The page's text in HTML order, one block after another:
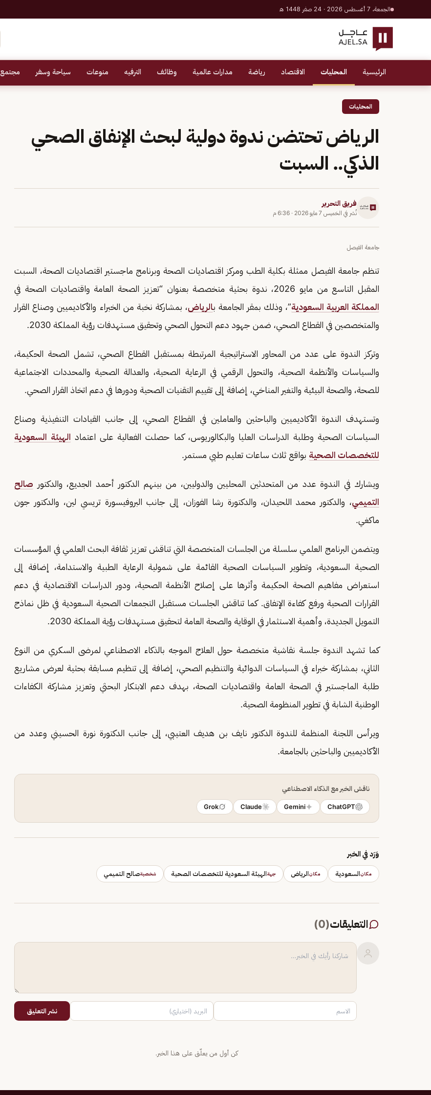
الجمعة، 7 أغسطس 2026 · 24 صفر 1448 هـ
الرئيسية المحليات الاقتصاد رياضة مدارات عالمية وظائف الترفيه منوعات سياحة وسفر مجتمع
المحليات
الرياض تحتضن ندوة دولية لبحث الإنفاق الصحي
الذكي.. السبت
فريق التحرير
نُشر في الخميس 7 مايو 2026 · 6:36 م
جامعة الفيصل
تنظم جامعة الفيصل ممثلة بكلية الطب ومركز اقتصاديات الصحة وبرنامج ماجستير اقتصاديات الصحة، السبت
المقبل التاسع من مايو 2026، ندوة بحثية متخصصة بعنوان “تعزيز الصحة العامة واقتصاديات الصحة في
المملكة العربية السعودية”، وذلك بمقر الجامعة بالرياض، بمشاركة نخبة من الخبراء والأكاديميين وصناع القرار
والمتخصصين في القطاع الصحي، ضمن جهود دعم التحول الصحي وتحقيق مستهدفات رؤية المملكة 2030.
وتركز الندوة على عدد من المحاور الاستراتيجية المرتبطة بمستقبل القطاع الصحي، تشمل الصحة الحكيمة،
والسياسات والأنظمة الصحية، والتحول الرقمي في الرعاية الصحية، والعدالة الصحية والمحددات الاجتماعية
للصحة، والصحة البيئية والتغير المناخي، إضافة إلى تقييم التقنيات الصحية ودورها في دعم اتخاذ القرار الصحي.
وتستهدف الندوة الأكاديميين والباحثين والعاملين في القطاع الصحي، إلى جانب القيادات التنفيذية وصناع
السياسات الصحية وطلبة الدراسات العليا والبكالوريوس، كما حصلت الفعالية على اعتماد الهيئة السعودية
للتخصصات الصحية بواقع ثلاث ساعات تعليم طبي مستمر.
ويشارك في الندوة عدد من المتحدثين المحليين والدوليين، من بينهم الدكتور أحمد الجديع، والدكتور صالح
التميمي، والدكتور محمد اللحيدان، والدكتورة رشا الفوزان، إلى جانب البروفيسورة تريسي لين، والدكتور جون
ماكغي.
ويتضمن البرنامج العلمي سلسلة من الجلسات المتخصصة التي تناقش تعزيز ثقافة البحث العلمي في المؤسسات
الصحية السعودية، وتطوير السياسات الصحية القائمة على شمولية الرعاية الطبية والاستدامة، إضافة إلى
استعراض مفاهيم الصحة الحكيمة وأثرها على إصلاح الأنظمة الصحية، ودور الدراسات الاقتصادية في دعم
القرارات الصحية ورفع كفاءة الإنفاق. كما تناقش الجلسات مستقبل التجمعات الصحية السعودية في ظل نماذج
التمويل الجديدة، وأهمية الاستثمار في الوقاية والصحة العامة لتحقيق مستهدفات رؤية المملكة 2030.
كما تشهد الندوة جلسة نقاشية متخصصة حول العلاج الموجه بالذكاء الاصطناعي لمرضى السكري من النوع
الثاني، بمشاركة خبراء في السياسات الدوائية والتنظيم الصحي، إضافة إلى تنظيم مسابقة بحثية لعرض مشاريع
طلبة الماجستير في الصحة العامة واقتصاديات الصحة، بهدف دعم الابتكار البحثي وتعزيز مشاركة الكفاءات
الوطنية الشابة في تطوير المنظومة الصحية.
ويرأس اللجنة المنظمة للندوة الدكتور نايف بن هديف العتيبي، إلى جانب الدكتورة نورة الحسيني وعدد من
الأكاديميين والباحثين بالجامعة.
ناقش الخبر مع الذكاء الاصطناعي
ChatGPT
Gemini
Claude
Grok
وَرَد في الخبر
مكانالسعودية مكانالرياض جهةالهيئة السعودية للتخصصات الصحية شخصيةصالح التميمي
التعليقات(
0
)
نشر التعليق
كن أول من يعلّق على هذا الخبر.